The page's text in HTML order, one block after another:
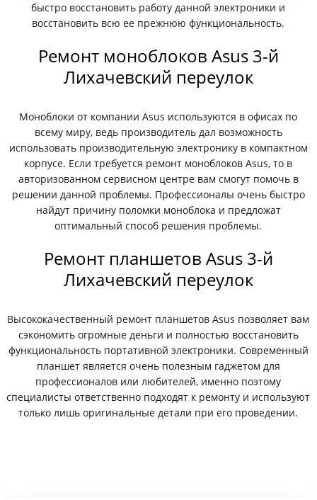
быстро восстановить работу данной электроники и
восстановить всю ее прежнюю функциональность.
Ремонт моноблоков Asus 3-й
Лихачевский переулок
Моноблоки от компании Asus используются в офисах по
всему миру, ведь производитель дал возможность
использовать производительную электронику в компактном
корпусе. Если требуется ремонт моноблоков Asus, то в
авторизованном сервисном центре вам смогут помочь в
решении данной проблемы. Профессионалы очень быстро
найдут причину поломки моноблока и предложат
оптимальный способ решения проблемы.
Ремонт планшетов Asus 3-й
Лихачевский переулок
Высококачественный ремонт планшетов Asus позволяет вам
сэкономить огромные деньги и полностью восстановить
функциональность портативной электроники. Современный
планшет является очень полезным гаджетом для
профессионалов или любителей, именно поэтому
специалисты ответственно подходят к ремонту и используют
только лишь оригинальные детали при его проведении.